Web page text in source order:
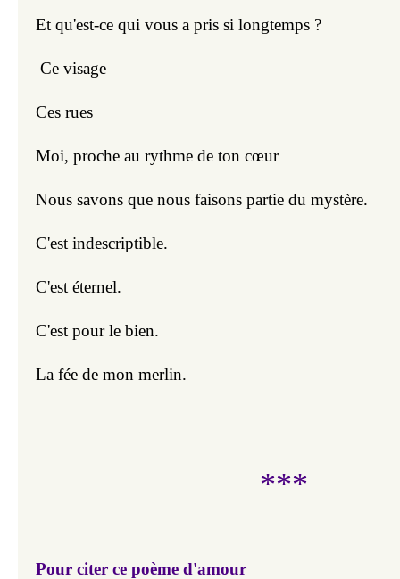
Et qu'est-ce qui vous a pris si longtemps ?
Ce visage
Ces rues
Moi, proche au rythme de ton cœur
Nous savons que nous faisons partie du mystère.
C'est indescriptible.
C'est éternel.
C'est pour le bien.
La fée de mon merlin.
***
Pour citer ce poème d'amour